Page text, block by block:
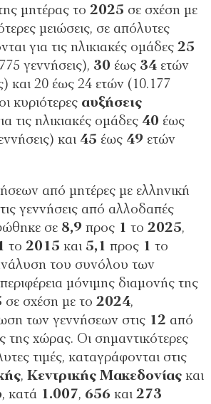
μητέρας το 2025 σε σχέση με
μειώσεις, σε απόλυτες
για τις ηλικιακές ομάδες 25
γεννήσεις), 30 έως 34 ετών
και 20 έως 24 ετών (10.177
κυριότερες αυξήσεις
τις ηλικιακές ομάδες 40 έως
και 45 έως 49 ετών
από μητέρες με ελληνική
γεννήσεις από αλλοδαπές
σε 8,9 προς 1 το 2025,
το 2015 και 5,1 προς 1 το
του συνόλου των
μόνιμης διαμονής της
σε σχέση με το 2024,
των γεννήσεων στις 12 από
της χώρας. Οι σημαντικότερες
τιμές, καταγράφονται στις
, Κεντρικής Μακεδονίας και
, κατά 1.007, 656 και 273